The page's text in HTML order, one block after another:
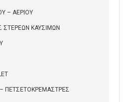
– ΑΕΡΙΟΥ
ΣΤΕΡΕΩΝ ΚΑΥΣΙΜΩΝ
ΠΕΤΣΕΤΟΚΡΕΜΑΣΤΡΕΣ